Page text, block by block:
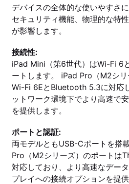
デバイスの全体的な使いやすさ
セキュリティ機能、物理的な特
が影響します。
接続性:
iPad Mini（第6世代）はWi-Fi 6
ートします。 iPad Pro（M2シ
Wi-Fi 6EとBluetooth 5.3に対応
ットワーク環境下でより高速で
を提供します。
ポートと認証:
両モデルともUSB-Cポートを搭
Pro（M2シリーズ）のポートは
対応しており、より高速なデー
プレイへの接続オプションを提